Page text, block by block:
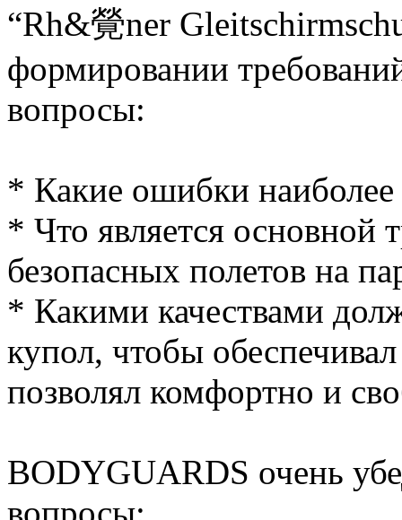
“Rh&覮ner
формировании
вопросы:
* Какие ошибки
* Что является основной
безопасных полетов на
* Какими качествами
купол, чтобы
позволял комфортно и
BODYGUARDS очень
вопросы: